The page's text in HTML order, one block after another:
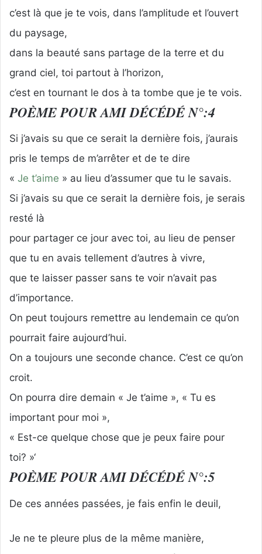
c’est là que je te vois, dans l’amplitude et l’ouvert
du paysage,
dans la beauté sans partage de la terre et du
grand ciel, toi partout à l’horizon,
c’est en tournant le dos à ta tombe que je te vois.
POÈME POUR AMI DÉCÉDÉ N°:4
Si j’avais su que ce serait la dernière fois, j’aurais
pris le temps de m’arrêter et de te dire
« Je t’aime » au lieu d’assumer que tu le savais.
Si j’avais su que ce serait la dernière fois, je serais
resté là
pour partager ce jour avec toi, au lieu de penser
que tu en avais tellement d’autres à vivre,
que te laisser passer sans te voir n’avait pas
d’importance.
On peut toujours remettre au lendemain ce qu’on
pourrait faire aujourd’hui.
On a toujours une seconde chance. C’est ce qu’on
croit.
On pourra dire demain « Je t’aime », « Tu es
important pour moi »,
« Est-ce quelque chose que je peux faire pour
toi? »‘
POÈME POUR AMI DÉCÉDÉ N°:5
De ces années passées, je fais enfin le deuil,
Je ne te pleure plus de la même manière,